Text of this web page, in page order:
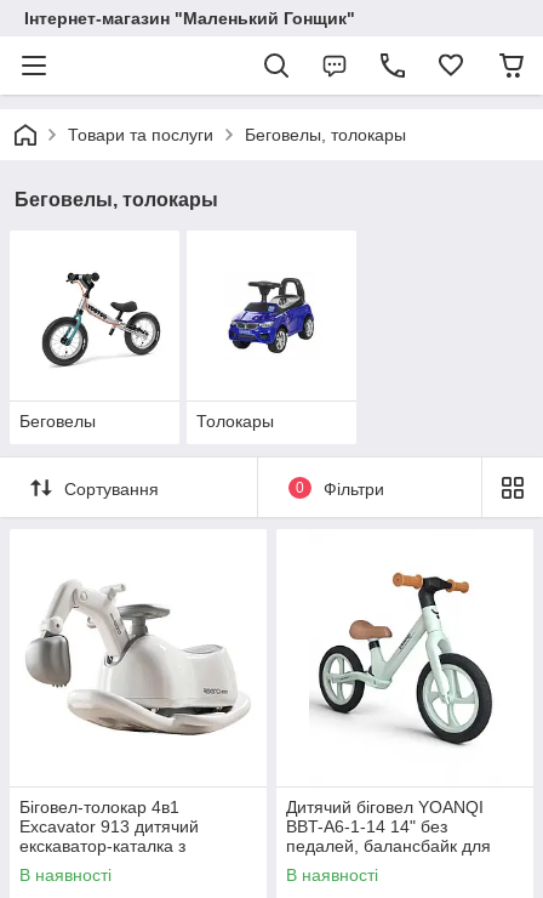
Інтернет-магазин "Маленький Гонщик"
Товари та послуги Беговелы, толокары
Беговелы, толокары
Беговелы Толокары
Сортування 0 Фільтри
Біговел-толокар 4в1
Excavator 913 дитячий
екскаватор-каталка з
функціональним ковшем
музичним кермом знімною
В наявності
Дитячий біговел YOANQI
BBT-A6-1-14 14" без
педалей, балансбайк для
дітей від 3 років
В наявності